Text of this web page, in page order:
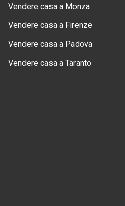
Vendere casa a Monza
Vendere casa a Firenze
Vendere casa a Padova
Vendere casa a Taranto